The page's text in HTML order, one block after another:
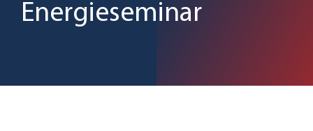
Energieseminar